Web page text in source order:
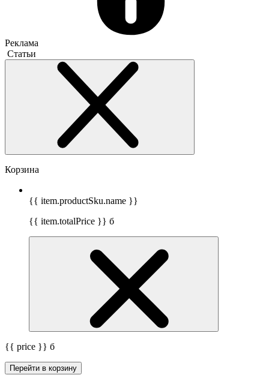
Реклама
Статьи
Корзина
{{ item.productSku.name }}
{{ item.totalPrice }} б
{{ price }} б
Перейти в корзину